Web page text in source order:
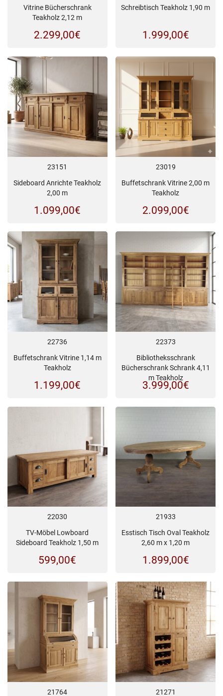
Vitrine Bücherschrank
Teakholz 2,12 m
2.299,00€
Schreibtisch Teakholz 1,90 m
1.999,00€
23151
Sideboard Anrichte Teakholz
2,00 m
1.099,00€
23019
Buffetschrank Vitrine 2,00 m
Teakholz
2.099,00€
22736
Buffetschrank Vitrine 1,14 m
Teakholz
1.199,00€
22373
Bibliotheksschrank
Bücherschrank Schrank 4,11
m Teakholz
3.999,00€
22030
TV-Möbel Lowboard
Sideboard Teakholz 1,50 m
599,00€
21933
Esstisch Tisch Oval Teakholz
2,60 m x 1,20 m
1.899,00€
21764 21271